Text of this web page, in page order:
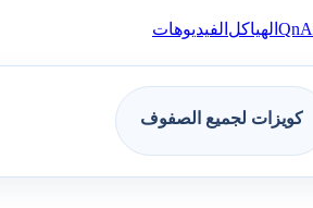
QnA الهياكل الفيديوهات
كويزات لجميع الصفوف